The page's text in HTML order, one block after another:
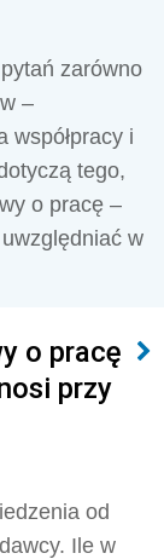
zarówno
–
współpracy i
tego,
o pracę –
w
o pracę
przy
od
Ile w